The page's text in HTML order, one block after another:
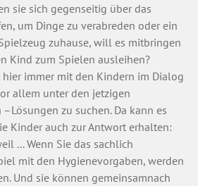
sie sich gegenseitig über das
um Dinge zu verabreden oder ein
zuhause, will es mitbringen
Kind zum Spielen ausleihen?
immer mit den Kindern im Dialog
allem unter den jetzigen
zu suchen. Da kann es
Kinder auch zur Antwort erhalten:
... Wenn Sie das sachlich
mit den Hygienevorgaben, werden
Und sie können gemeinsamnach